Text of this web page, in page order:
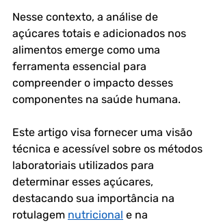
Nesse contexto, a análise de
açúcares totais e adicionados nos
alimentos emerge como uma
ferramenta essencial para
compreender o impacto desses
componentes na saúde humana.
Este artigo visa fornecer uma visão
técnica e acessível sobre os métodos
laboratoriais utilizados para
determinar esses açúcares,
destacando sua importância na
rotulagem nutricional e na